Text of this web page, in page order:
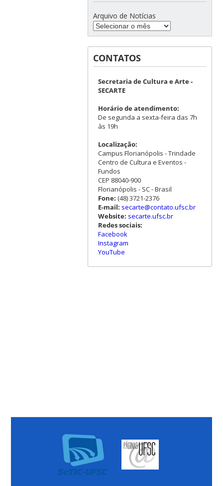
Arquivo de Notícias
CONTATOS
Secretaria de Cultura e Arte -
SECARTE
Horário de atendimento:
De segunda a sexta-feira das 7h
às 19h
Localização:
Campus Florianópolis - Trindade
Centro de Cultura e Eventos -
Fundos
CEP 88040-900
Florianópolis - SC - Brasil
Fone: (48) 3721-2376
E-mail: secarte@contato.ufsc.br
Website: secarte.ufsc.br
Redes sociais:
Facebook
Instagram
YouTube